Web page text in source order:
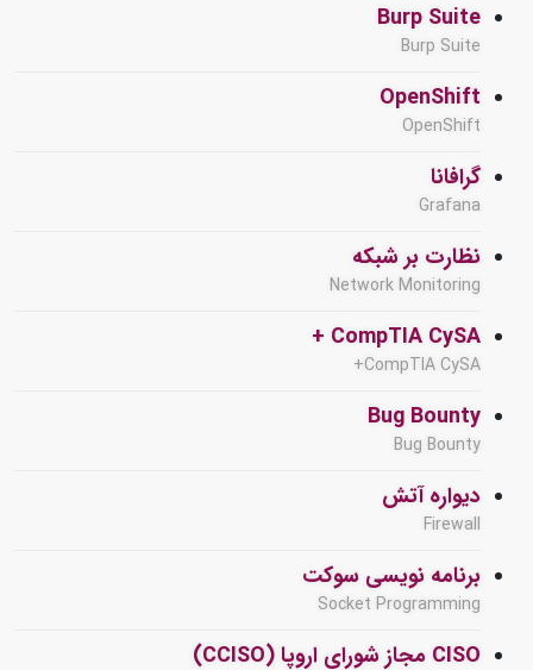
Burp Suite
Burp Suite
OpenShift
OpenShift
گرافانا
Grafana
نظارت بر شبکه
Network Monitoring
CompTIA CySA +
CompTIA CySA+
Bug Bounty
Bug Bounty
دیواره آتش
Firewall
برنامه نویسی سوکت
Socket Programming
CISO مجاز شورای اروپا (CCISO)